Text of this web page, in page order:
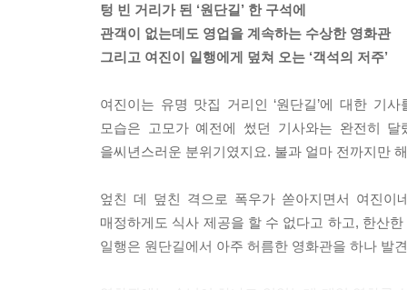
텅 빈 거리가 된 ‘원단길’ 한 구석에
관객이 없는데도 영업을 계속하는 수상한 영화관
그리고 여진이 일행에게 덮쳐 오는 ‘객석의 저주’
여진이는 유명 맛집 거리인 ‘원단길’에 대한 기
모습은 고모가 예전에 썼던 기사와는 완전히
을씨년스러운 분위기였지요. 불과 얼마 전까지만
엎친 데 덮친 격으로 폭우가 쏟아지면서 여진
매정하게도 식사 제공을 할 수 없다고 하고, 한산
일행은 원단길에서 아주 허름한 영화관을 하나 발